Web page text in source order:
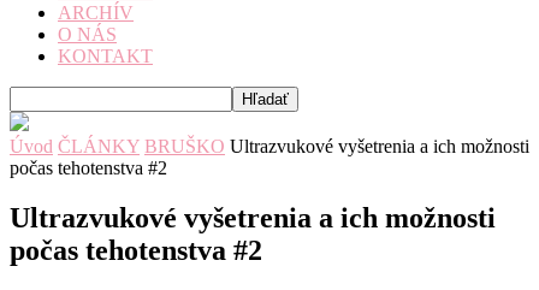
ARCHÍV
O NÁS
KONTAKT
Úvod ČLÁNKY BRUŠKO Ultrazvukové vyšetrenia a ich možnosti
počas tehotenstva #2
Ultrazvukové vyšetrenia a ich možnosti
počas tehotenstva #2